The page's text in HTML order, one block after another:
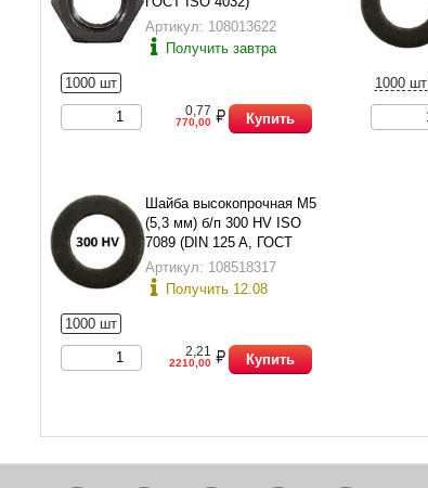
Артикул: 108013622
Получить завтра
1000 шт
0,77
770,00 Купить
1000 шт
Шайба высокопрочная М5
(5,3 мм) б/п 300 HV ISO
7089 (DIN 125 A, ГОСТ
11371-78 исп.1)
Артикул: 108518317
Получить 12.08
1000 шт
2,21
2210,00 Купить